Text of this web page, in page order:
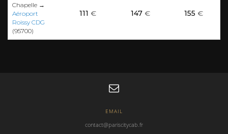
Chapelle →
Aéroport
Roissy CDG
(95700)
111 € 147 € 155 €
EMAIL
contact@pariscitycab.fr